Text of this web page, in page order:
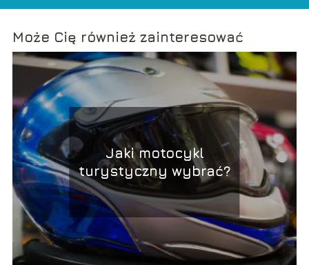
Może Cię również zainteresować
Jaki motocykl
turystyczny wybrać?